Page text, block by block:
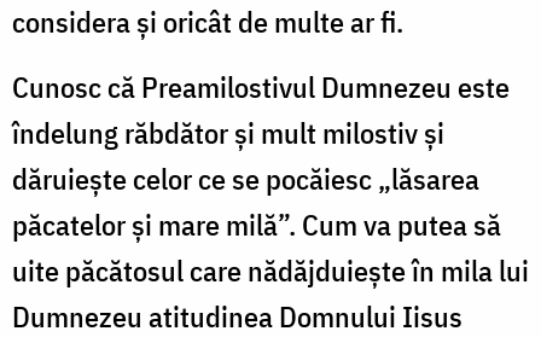
considera și oricât de multe ar fi.
Cunosc că Preamilostivul Dumnezeu este
îndelung răbdător și mult milostiv și
dăruiește celor ce se pocăiesc „lăsarea
păcatelor și mare milă”. Cum va putea să
uite păcătosul care nădăjduiește în mila lui
Dumnezeu atitudinea Domnului Iisus